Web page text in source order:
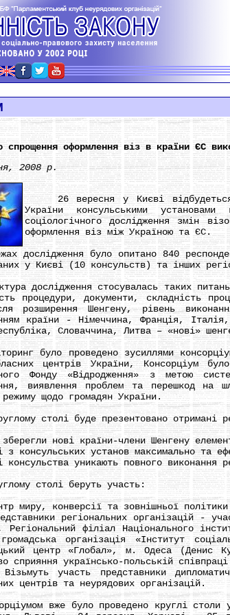
спрощення оформлення віз в країни ЄС
2008 р.
26 вересня у Києві відбудеться
України консульськими
соціологічного дослідження змін
оформлення віз між Україною та ЄС.
було опитано 840
у Києві (10 консульств) та інших
дослідження стосувалась таких питань
процедури, документи, складність
розширення Шенгену, рівень
країни - Німеччина, Франція,
Словаччина, Литва – «нові»
було проведено зусиллями
центрів України, Консорціум
Фонду «Відродження» з метою
виявлення проблем та перешкод на
режиму щодо громадян України.
столі буде презентовано отримані
нові країни-члени Шенгену
установ максимально та
уникають повного виконання
столі беруть участь:
конверсії та зовнішньої політики
регіональних організацій -
Регіональний філіал Національного
організація «Інститут
центр «Глобал», м. Одеса (Денис
сприяння українсько-польській
участь представники
центрів та неурядових організацій.
вже було проведено круглі столи